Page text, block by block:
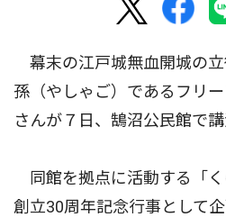
幕末の江戸城無血開城の
孫（やしゃご）であるフリ
さんが７日、鵠沼公民館で講
同館を拠点に活動する「
創立30周年記念行事として